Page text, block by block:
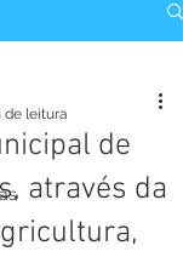
de
através da
de leitura